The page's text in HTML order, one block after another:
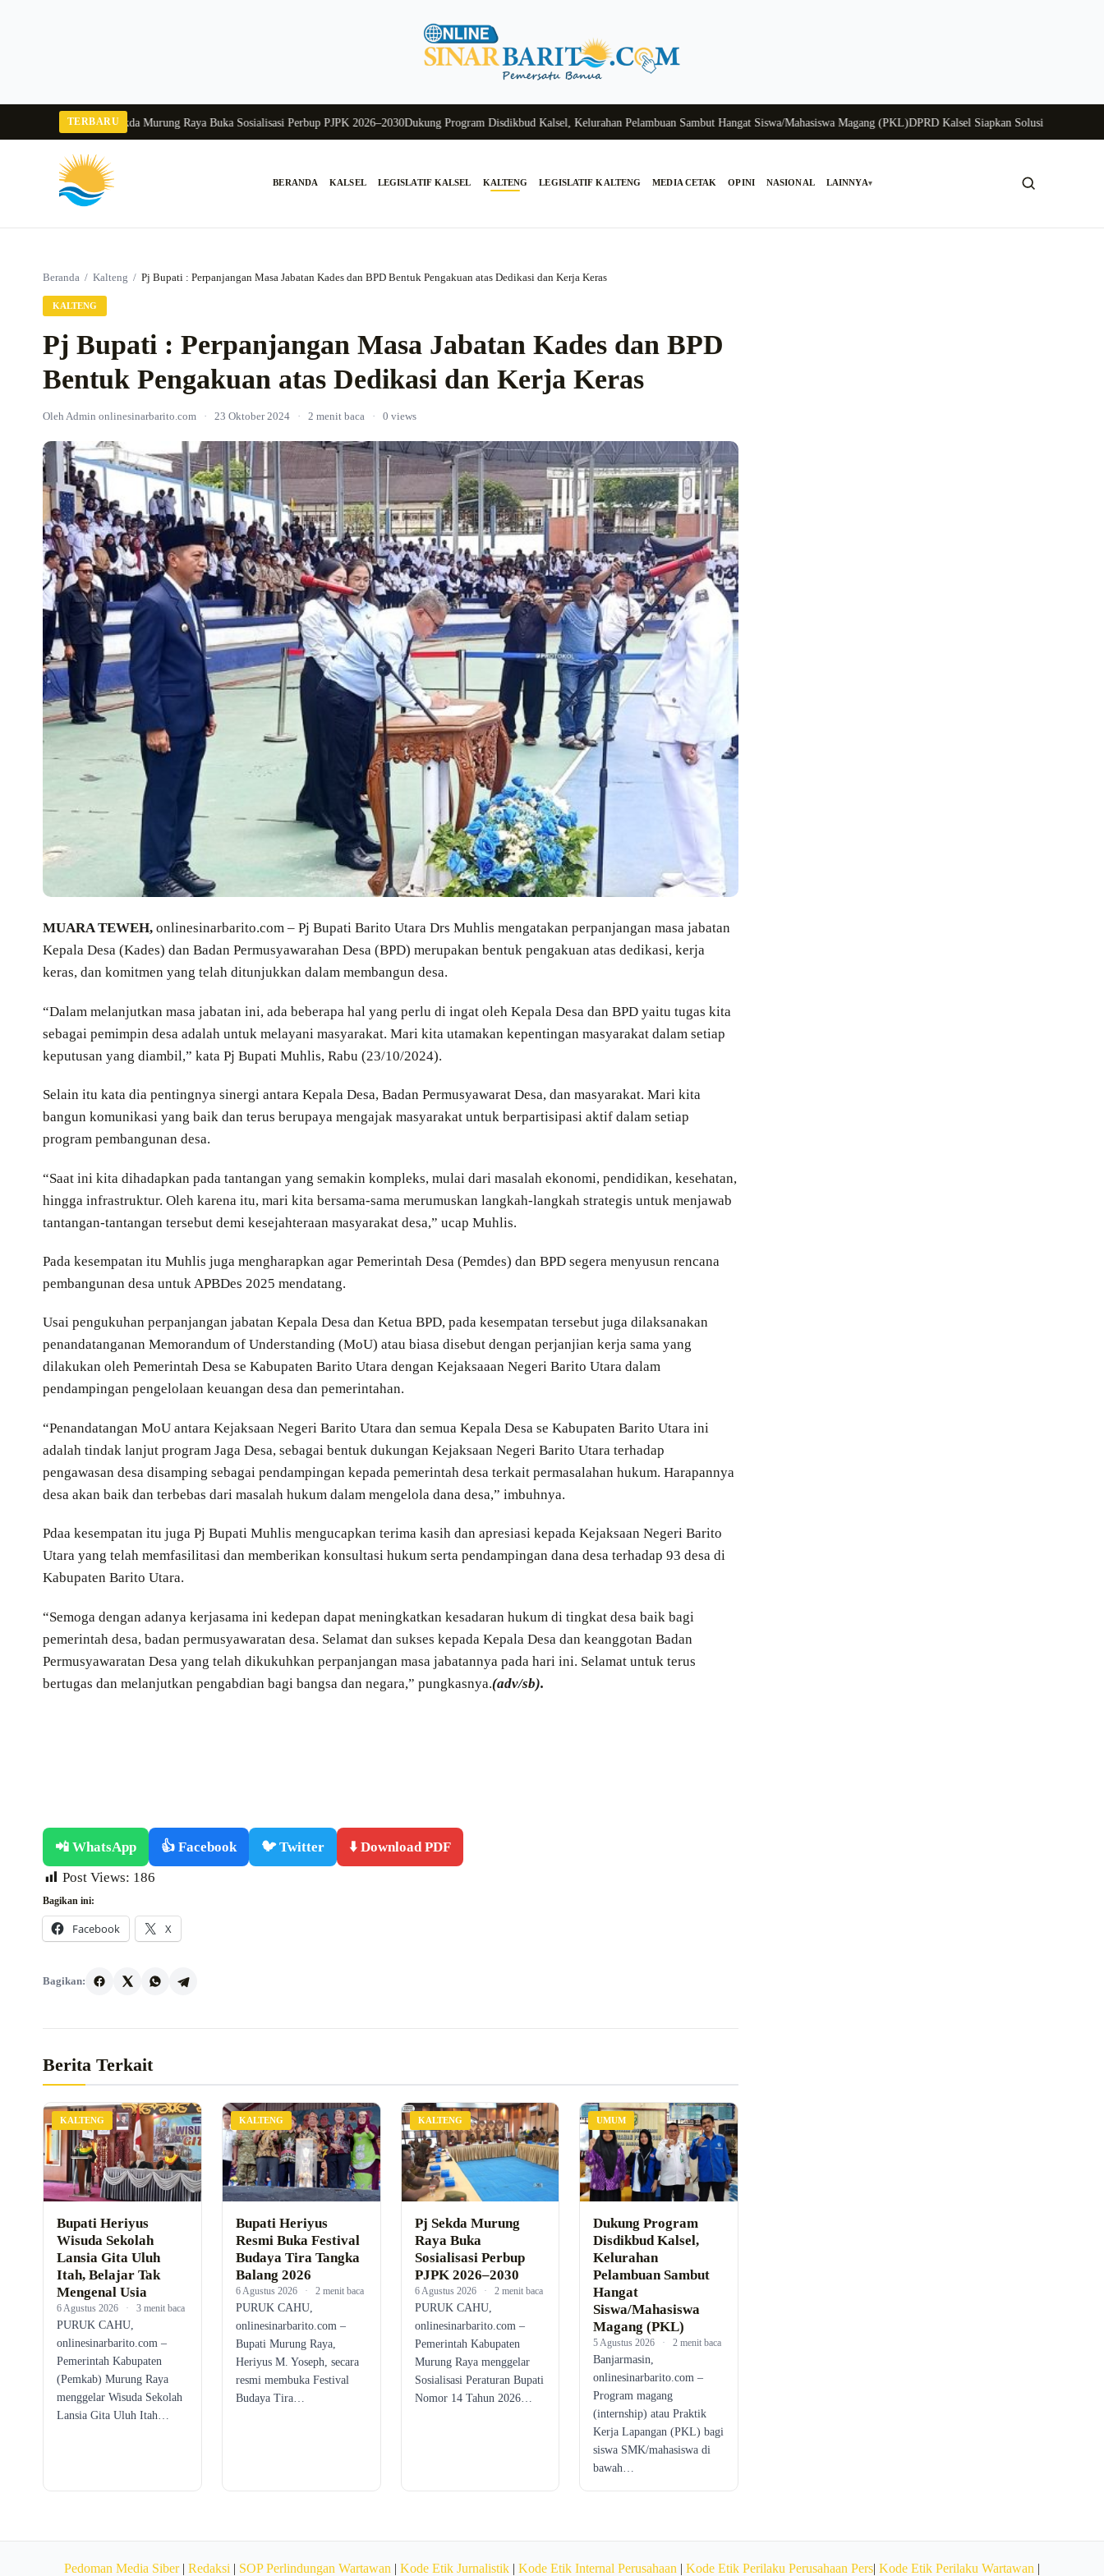
TERBARU
Pj Sekda Murung Raya Buka Sosialisasi Perbup PJPK 2026–2030Dukung Program Disdikbud Kalsel, Kelurahan Pelambuan Sambut Hangat Siswa/Mahasiswa Magang (PKL)DPRD Kalsel Siapkan Solusi Krisis Perunggasan
BERANDA KALSEL LEGISLATIF KALSEL KALTENG LEGISLATIF KALTENG MEDIA CETAK OPINI NASIONAL LAINNYA▾
Beranda / Kalteng / Pj Bupati : Perpanjangan Masa Jabatan Kades dan BPD Bentuk Pengakuan atas Dedikasi dan Kerja Keras
KALTENG
Pj Bupati : Perpanjangan Masa Jabatan Kades dan BPD
Bentuk Pengakuan atas Dedikasi dan Kerja Keras
Oleh Admin onlinesinarbarito.com · 23 Oktober 2024 · 2 menit baca · 0 views
MUARA TEWEH, onlinesinarbarito.com – Pj Bupati Barito Utara Drs Muhlis mengatakan perpanjangan masa jabatan
Kepala Desa (Kades) dan Badan Permusyawarahan Desa (BPD) merupakan bentuk pengakuan atas dedikasi, kerja
keras, dan komitmen yang telah ditunjukkan dalam membangun desa.
“Dalam melanjutkan masa jabatan ini, ada beberapa hal yang perlu di ingat oleh Kepala Desa dan BPD yaitu tugas kita
sebagai pemimpin desa adalah untuk melayani masyarakat. Mari kita utamakan kepentingan masyarakat dalam setiap
keputusan yang diambil,” kata Pj Bupati Muhlis, Rabu (23/10/2024).
Selain itu kata dia pentingnya sinergi antara Kepala Desa, Badan Permusyawarat Desa, dan masyarakat. Mari kita
bangun komunikasi yang baik dan terus berupaya mengajak masyarakat untuk berpartisipasi aktif dalam setiap
program pembangunan desa.
“Saat ini kita dihadapkan pada tantangan yang semakin kompleks, mulai dari masalah ekonomi, pendidikan, kesehatan,
hingga infrastruktur. Oleh karena itu, mari kita bersama-sama merumuskan langkah-langkah strategis untuk menjawab
tantangan-tantangan tersebut demi kesejahteraan masyarakat desa,” ucap Muhlis.
Pada kesempatan itu Muhlis juga mengharapkan agar Pemerintah Desa (Pemdes) dan BPD segera menyusun rencana
pembangunan desa untuk APBDes 2025 mendatang.
Usai pengukuhan perpanjangan jabatan Kepala Desa dan Ketua BPD, pada kesempatan tersebut juga dilaksanakan
penandatanganan Memorandum of Understanding (MoU) atau biasa disebut dengan perjanjian kerja sama yang
dilakukan oleh Pemerintah Desa se Kabupaten Barito Utara dengan Kejaksaaan Negeri Barito Utara dalam
pendampingan pengelolaan keuangan desa dan pemerintahan.
“Penandatangan MoU antara Kejaksaan Negeri Barito Utara dan semua Kepala Desa se Kabupaten Barito Utara ini
adalah tindak lanjut program Jaga Desa, sebagai bentuk dukungan Kejaksaan Negeri Barito Utara terhadap
pengawasan desa disamping sebagai pendampingan kepada pemerintah desa terkait permasalahan hukum. Harapannya
desa akan baik dan terbebas dari masalah hukum dalam mengelola dana desa,” imbuhnya.
Pdaa kesempatan itu juga Pj Bupati Muhlis mengucapkan terima kasih dan apresiasi kepada Kejaksaan Negeri Barito
Utara yang telah memfasilitasi dan memberikan konsultasi hukum serta pendampingan dana desa terhadap 93 desa di
Kabupaten Barito Utara.
“Semoga dengan adanya kerjasama ini kedepan dapat meningkatkan kesadaran hukum di tingkat desa baik bagi
pemerintah desa, badan permusyawaratan desa. Selamat dan sukses kepada Kepala Desa dan keanggotan Badan
Permusyawaratan Desa yang telah dikukuhkan perpanjangan masa jabatannya pada hari ini. Selamat untuk terus
bertugas dan melanjutkan pengabdian bagi bangsa dan negara,” pungkasnya.(adv/sb).
📲 WhatsApp 👍 Facebook 🐦 Twitter
⬇️ Download PDF
Post Views: 186
Bagikan ini:
Facebook X
Bagikan:
Berita Terkait
KALTENG
Bupati Heriyus
Wisuda Sekolah
Lansia Gita Uluh
Itah, Belajar Tak
Mengenal Usia
6 Agustus 2026 · 3 menit baca
PURUK CAHU,
onlinesinarbarito.com –
Pemerintah Kabupaten
(Pemkab) Murung Raya
menggelar Wisuda Sekolah
Lansia Gita Uluh Itah…
KALTENG
Bupati Heriyus
Resmi Buka Festival
Budaya Tira Tangka
Balang 2026
6 Agustus 2026 · 2 menit baca
PURUK CAHU,
onlinesinarbarito.com –
Bupati Murung Raya,
Heriyus M. Yoseph, secara
resmi membuka Festival
Budaya Tira…
KALTENG
Pj Sekda Murung
Raya Buka
Sosialisasi Perbup
PJPK 2026–2030
6 Agustus 2026 · 2 menit baca
PURUK CAHU,
onlinesinarbarito.com –
Pemerintah Kabupaten
Murung Raya menggelar
Sosialisasi Peraturan Bupati
Nomor 14 Tahun 2026…
UMUM
Dukung Program
Disdikbud Kalsel,
Kelurahan
Pelambuan Sambut
Hangat
Siswa/Mahasiswa
Magang (PKL)
5 Agustus 2026 · 2 menit baca
Banjarmasin,
onlinesinarbarito.com –
Program magang
(internship) atau Praktik
Kerja Lapangan (PKL) bagi
siswa SMK/mahasiswa di
bawah…
Pedoman Media Siber| Redaksi | SOP Perlindungan Wartawan | Kode Etik Jurnalistik | Kode Etik Internal Perusahaan | Kode Etik Perilaku Perusahaan Pers| Kode Etik Perilaku Wartawan |